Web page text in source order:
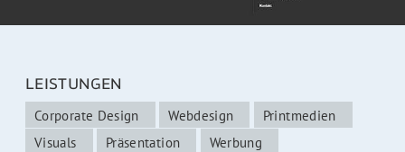
LEISTUNGEN
Corporate Design Webdesign
Printmedien
Visuals
Präsentation Werbung